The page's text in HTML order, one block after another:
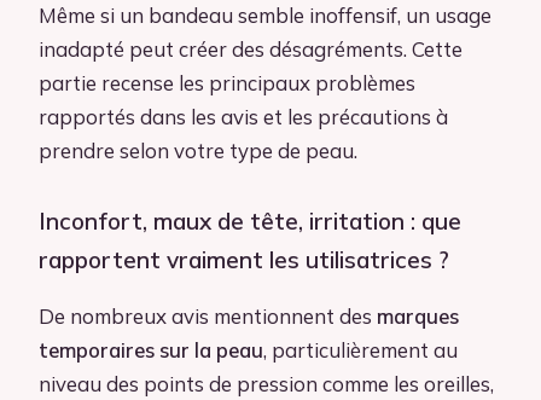
Même si un bandeau semble inoffensif, un usage
inadapté peut créer des désagréments. Cette
partie recense les principaux problèmes
rapportés dans les avis et les précautions à
prendre selon votre type de peau.
Inconfort, maux de tête, irritation : que
rapportent vraiment les utilisatrices ?
De nombreux avis mentionnent des marques
temporaires sur la peau, particulièrement au
niveau des points de pression comme les oreilles,